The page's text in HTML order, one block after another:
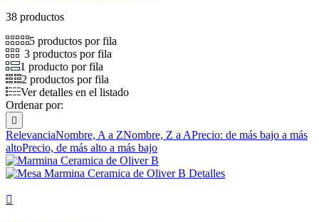
38 productos
5 productos por fila
3 productos por fila
1 producto por fila
2 productos por fila
Ver detalles en el listado
Ordenar por:

RelevanciaNombre, A a ZNombre, Z a APrecio: de más bajo a más
altoPrecio, de más alto a más bajo
